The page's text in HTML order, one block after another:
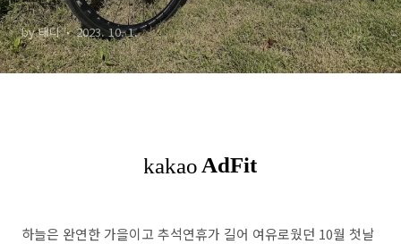
by 태디 2023. 10. 1.
하늘은 완연한 가을이고 추석연휴가 길어 여유로웠던 10월 첫날